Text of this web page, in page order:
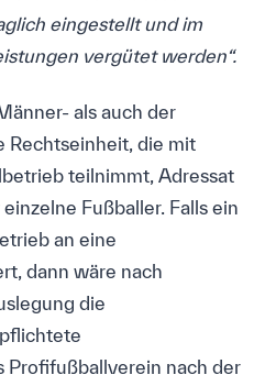
eingestellt und im
vergütet werden“.
als auch der
Rechtseinheit, die mit
teilnimmt, Adressat
Fußballer. Falls ein
an eine
dann wäre nach
die
Profifußballverein nach der